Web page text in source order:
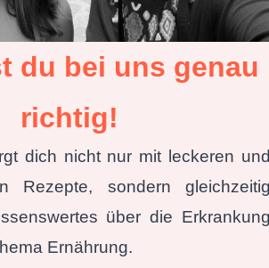
du bei uns genau
richtig!
dich nicht nur mit leckeren
Rezepte, sondern
über die
Ernährung.